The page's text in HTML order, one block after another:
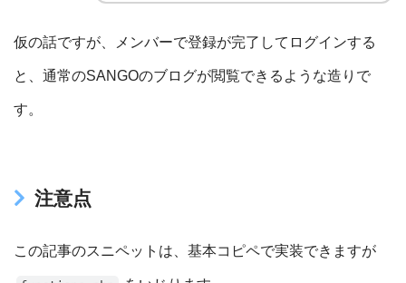
仮の話ですが、メンバーで登録が完了してログインする
と、通常のSANGOのブログが閲覧できるような造りで
す。
注意点
この記事のスニペットは、基本コピペで実装できますが